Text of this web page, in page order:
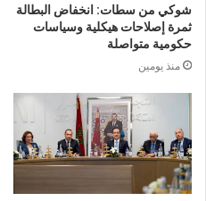
شوكي من سطات: انخفاض البطالة
ثمرة إصلاحات هيكلية وسياسات
حكومية متواصلة
منذ يومين